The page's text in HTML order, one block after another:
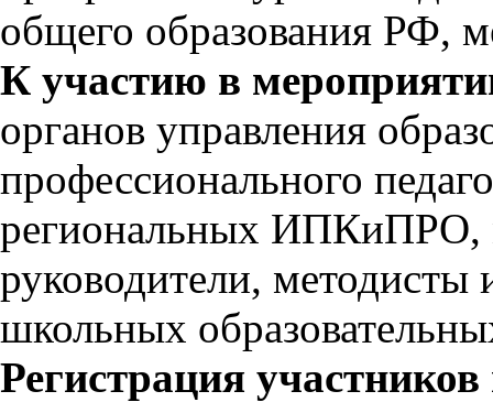
общего образования РФ,
К участию в
органов управления
профессионального
региональных ИПКиПРО,
руководители,
школьных
Регистрация